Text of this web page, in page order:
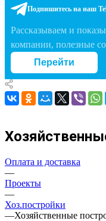
Подпишитесь на наш
Рассказываем и
компании, полезные
Перейти
Оплата и доставка
—
Проекты
—
Хоз.постройки
—Хозяйственные